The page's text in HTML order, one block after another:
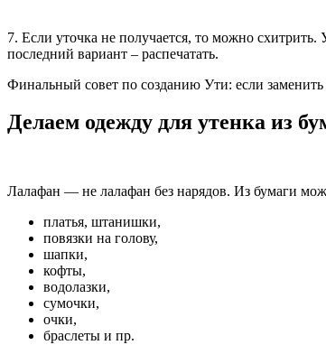
7. Если уточка не получается, то можно
последний вариант – распечатать.
Финальный совет по созданию Ути: если заменить
Делаем одежду для утенка из
Лалафан — не лалафан без нарядов. Из бумаги
платья, штанишки,
повязки на голову,
шапки,
кофты,
водолазки,
сумочки,
очки,
браслеты и пр.